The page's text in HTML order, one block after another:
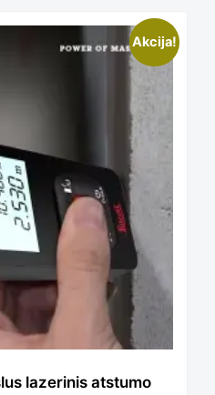
Akcija!
lazerinis atstumo